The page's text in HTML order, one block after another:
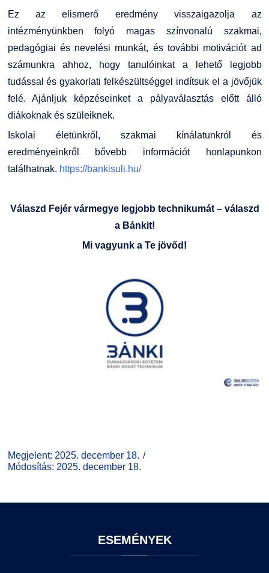
Ez az elismerő eredmény visszaigazolja az
intézményünkben folyó magas színvonalú szakmai,
pedagógiai és nevelési munkát, és további motivációt ad
számunkra ahhoz, hogy tanulóinkat a lehető legjobb
tudással és gyakorlati felkészültséggel indítsuk el a jövőjük
felé. Ajánljuk képzéseinket a pályaválasztás előtt álló
diákoknak és szüleiknek.
Iskolai életünkről, szakmai kínálatunkról és
eredményeinkről bővebb információt honlapunkon
találhatnak. https://bankisuli.hu/
Válaszd Fejér vármegye legjobb technikumát – válaszd
a Bánkit!
Mi vagyunk a Te jövőd!
Megjelent: 2025. december 18.
Módosítás: 2025. december 18.
ESEMÉNYEK